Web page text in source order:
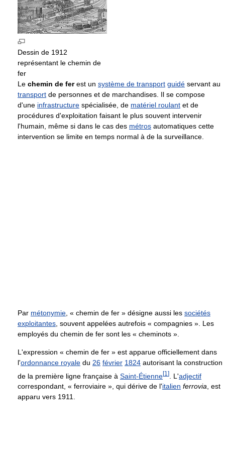
Dessin de 1912
représentant le chemin de
fer
Le chemin de ferest un système de transport guidé servant au
transport de personnes et de marchandises. Il se compose
d'une infrastructure spécialisée, de matériel roulant et de
procédures d'exploitation faisant le plus souvent intervenir
l'humain, même si dans le cas des métros automatiques cette
intervention se limite en temps normal à de la surveillance.
Par métonymie , « chemin de fer » désigne aussi les sociétés
exploitantes , souvent appelées autrefois « compagnies ». Les
employés du chemin de fer sont les « cheminots ».
L'expression « chemin de fer » est apparue officiellement dans
l'ordonnance royale du 26 février 1824 autorisant la construction
de la première ligne française à Saint-Étienne[1 ] . L'adjectif
correspondant, « ferroviaire », qui dérive de l'italien ferrovia, est
apparu vers 1911.